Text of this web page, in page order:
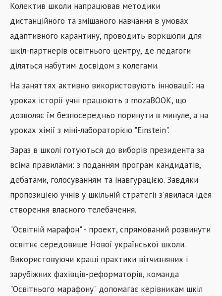
Колектив школи напрацював методики
дистанційного та змішаного навчання в умовах
адаптивного карантину, проводить воркшопи для
шкіл-партнерів освітнього центру, де педагоги
діляться набутим досвідом з колегами.
На заняттях активно використовують інновації: на
уроках історії учні працюють з mozaBOOK, що
дозволяє їм безпосередньо поринути в минуле, а на
уроках хімії з міні-лабораторією "Еinstein".
Зараз в школі готуються до виборів президента за
всіма правилами: з поданням програм кандидатів,
дебатами, голосуванням та інавгурацією. Завдяки
пропозицією учнів у шкільній стратегії з'явилася ідея
створення власного телебачення.
"Освітній марафон" - проект, спрямований розвинути
освітнє середовище Нової української школи.
Використовуючи кращі практики вітчизняних і
зарубіжних фахівців-реформаторів, команда
"Освітнього марафону" допомагає керівникам шкіл